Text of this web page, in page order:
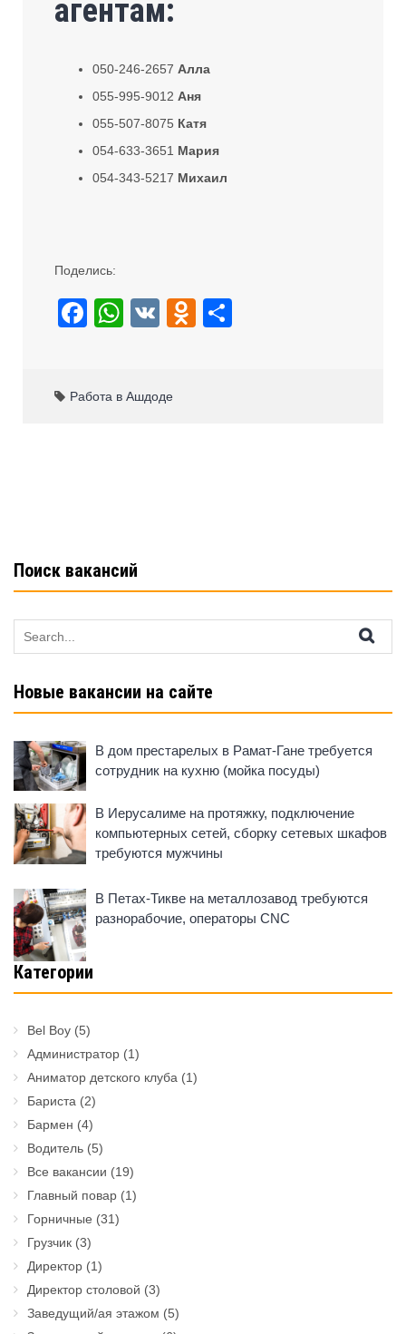
агентам:
050-246-2657Алла
055-995-9012Аня
055-507-8075 Катя
054-633-3651 Мария
054-343-5217 Михаил
Поделись:
F
e
W
s
V
O
Работа в Ашдоде
Поиск вакансий
for:
Новые вакансии на сайте
В дом престарелых в Рамат-Гане требуется
сотрудник на кухню (мойка посуды)
В Иерусалиме на протяжку, подключение
компьютерных сетей, сборку сетевых шкафов
требуются мужчины
В Петах-Тикве на металлозавод требуются
разнорабочие, операторы CNC
Категории
Bel Boy (5)
Администратор (1)
Аниматор детского клуба (1)
Бариста (2)
Бармен (4)
Водитель (5)
Все вакансии (19)
Главный повар (1)
Горничные (31)
Грузчик (3)
Директор (1)
Директор столовой (3)
Заведущий/ая этажом (5)